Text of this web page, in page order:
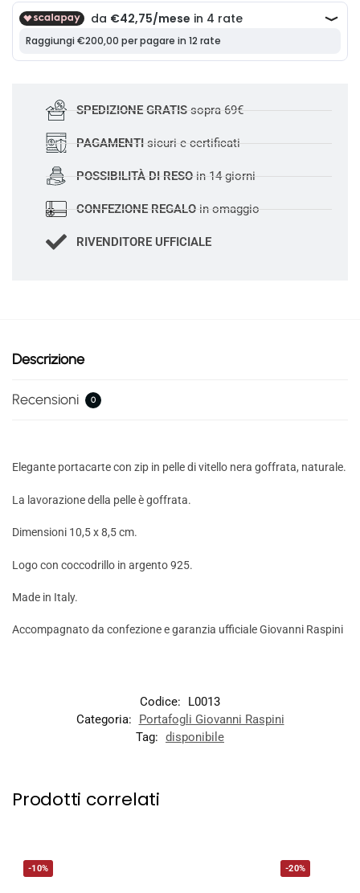
SPEDIZIONE GRATISsopra 69€
PAGAMENTI sicuri e certificati
POSSIBILITÀ DI RESO in 14 giorni
CONFEZIONE REGALOin omaggio
RIVENDITORE UFFICIALE
Descrizione
Recensioni 0
Elegante portacarte con zip in pelle di vitello nera goffrata, naturale.
La lavorazione della pelle è goffrata.
Dimensioni 10,5 x 8,5 cm.
Logo con coccodrillo in argento 925.
Made in Italy.
Accompagnato da confezione e garanzia ufficiale Giovanni Raspini
Codice:
L0013
Categoria:
Portafogli Giovanni Raspini
Tag: disponibile
Prodotti correlati
-10% -20%